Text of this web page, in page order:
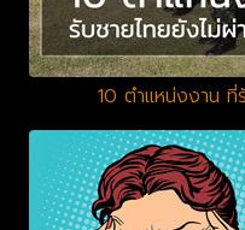
10 ตำแหน่งงาน ที่